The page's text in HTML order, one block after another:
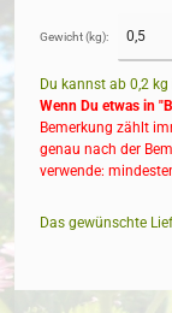
Gewicht (kg):
Du kannst ab 0,2 kg
Wenn Du etwas in
Bemerkung zählt
genau nach der
verwende:
Das gewünschte